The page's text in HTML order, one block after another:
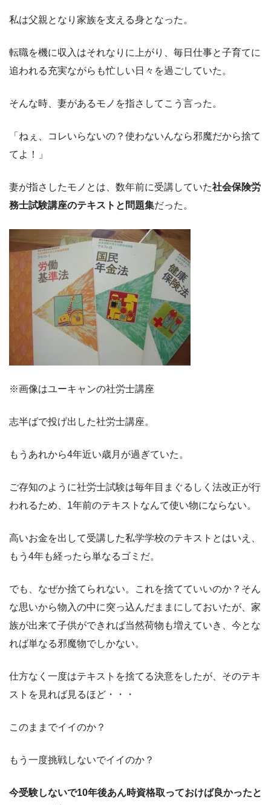
私は父親となり家族を支える身となった。
転職を機に収入はそれなりに上がり、毎日仕事と子育てに
追われる充実ながらも忙しい日々を過ごしていた。
そんな時、妻があるモノを指さしてこう言った。
「ねぇ、コレいらないの？使わないんなら邪魔だから捨て
てよ！」
妻が指さしたモノとは、数年前に受講していた社会保険労
務士試験講座のテキストと問題集だった。
※画像はユーキャンの社労士講座
志半ばで投げ出した社労士講座。
もうあれから4年近い歳月が過ぎていた。
ご存知のように社労士試験は毎年目まぐるしく法改正が行
われるため、1年前のテキストなんて使い物にならない。
高いお金を出して受講した私学学校のテキストとはいえ、
もう4年も経ったら単なるゴミだ。
でも、なぜか捨てられない。これを捨てていいのか？そん
な思いから物入の中に突っ込んだままにしておいたが、家
族が出来て子供ができれば当然荷物も増えていき、今とな
れば単なる邪魔物でしかない。
仕方なく一度はテキストを捨てる決意をしたが、そのテキ
ストを見れば見るほど・・・
このままでイイのか？
もう一度挑戦しないでイイのか？
今受験しないで10年後あん時資格取っておけば良かったと